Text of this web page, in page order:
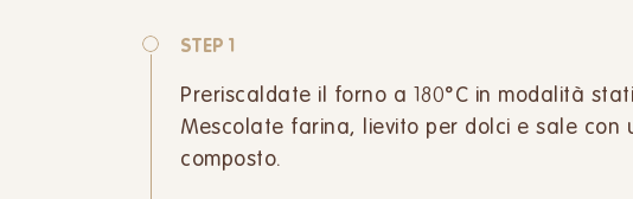
STEP 1
Preriscaldate il forno a 180°C in modalità
Mescolate farina, lievito per dolci e sale con
composto.